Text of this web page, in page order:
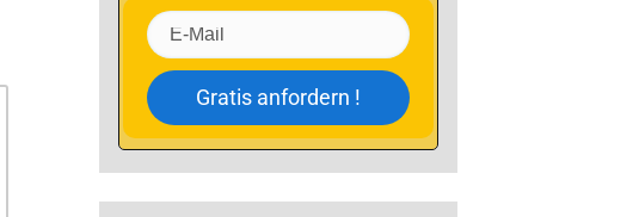
Gratis anfordern !